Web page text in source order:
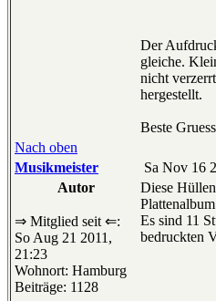
Der
gleiche.
nicht
hergestellt.
Beste
Nach oben
Musikmeister
Sa Nov 16
Autor
⇒ Mitglied seit ⇐:
So Aug 21 2011,
21:23
Wohnort: Hamburg
Beiträge: 1128
Diese
Es sind 11
bedruckten